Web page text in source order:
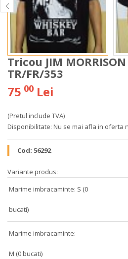
Tricou JIM
TR/FR/353
75 00 Lei
(Pretul include TVA)
Disponibilitate: Nu se mai afla in oferta
Cod: 56292
Variante produs:
Marime imbracaminte: S (0
bucati)
Marime imbracaminte:
M (0 bucati)